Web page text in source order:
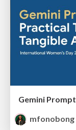
mfonobong